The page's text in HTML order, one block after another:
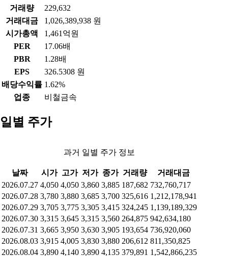
거래량
229,632
거래대금
1,026,389,938 원
시가총액
1,461억원
PER
17.06배
PBR
1.28배
EPS
326.5308 원
배당수익률 1.62%
업종
비철금속
일별 주가
과거 일별 주가 정보
날짜 시가 고가 저가 종가 거래량
거래대금
2026.07.27 4,050 4,050 3,860 3,885 187,682 732,760,717
2026.07.28 3,780 3,880 3,685 3,700 325,616 1,212,178,941
2026.07.29 3,705 3,775 3,305 3,415 324,245 1,139,189,329
2026.07.30 3,315 3,645 3,315 3,560 264,875 942,634,180
2026.07.31 3,665 3,950 3,630 3,905 193,654 736,920,060
2026.08.03 3,915 4,005 3,830 3,880 206,612 811,350,825
2026.08.04 3,890 4,140 3,890 4,135 379,891 1,542,866,235